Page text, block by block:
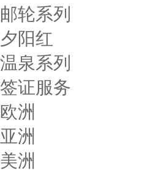
邮轮系列
夕阳红
温泉系列
签证服务
欧洲
亚洲
美洲